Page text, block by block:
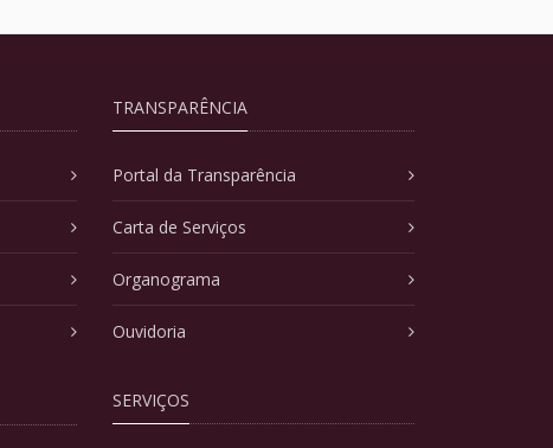
TRANSPARÊNCIA
Portal da Transparência
Carta de Serviços
Organograma
Ouvidoria
SERVIÇOS